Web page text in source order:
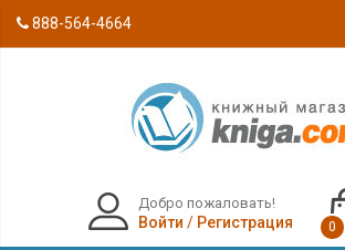
888-564-4664
Добро пожаловать!
Войти / Регистрация 0